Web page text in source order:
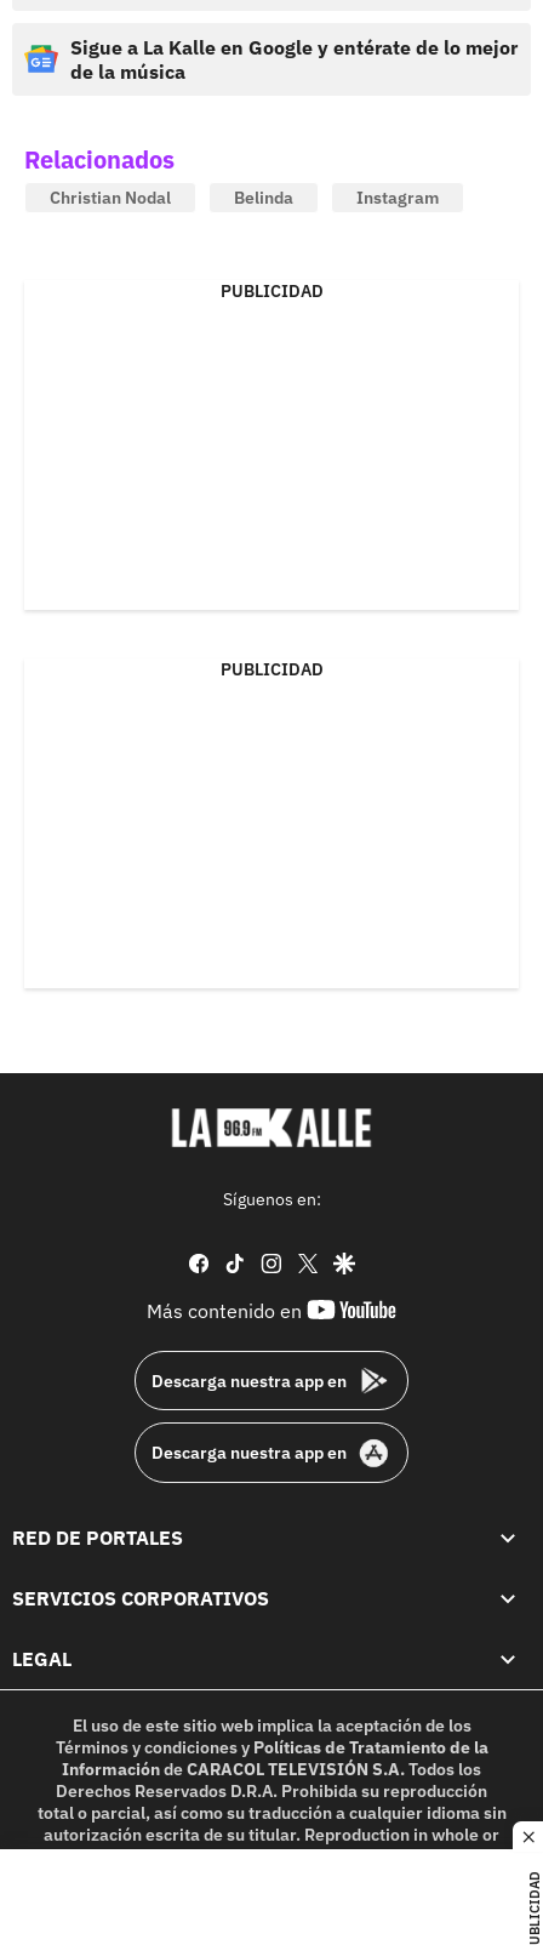
PUBLICIDAD
Sigue a La Kalle en Google y entérate de lo mejor
de la música
Relacionados
Christian Nodal Belinda Instagram
PUBLICIDAD
PUBLICIDAD
Síguenos en:
facebook
tiktok instagram
twittergoogle
Más contenido en
youtube-
Descarga nuestra app en
Descarga nuestra app en
RED DE PORTALES
SERVICIOS CORPORATIVOS
LEGAL
El uso de este sitio web implica la aceptación de los
Términos y condicionesy Políticas de Tratamiento de la
InformacióndeCARACOL TELEVISIÓN S.A.Todos los
Derechos Reservados D.R.A. Prohibida su reproducción
total o parcial, así como su traducción a cualquier idioma sin
autorización escrita de su titular. Reproduction in whole or